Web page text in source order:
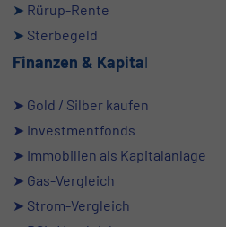
➤ Rürup-Rente
➤ Sterbegeld
Finanzen & Kapital
➤ Gold / Silber kaufen
➤ Investmentfonds
➤ Immobilien als Kapitalanlage
➤ Gas-Vergleich
➤ Strom-Vergleich